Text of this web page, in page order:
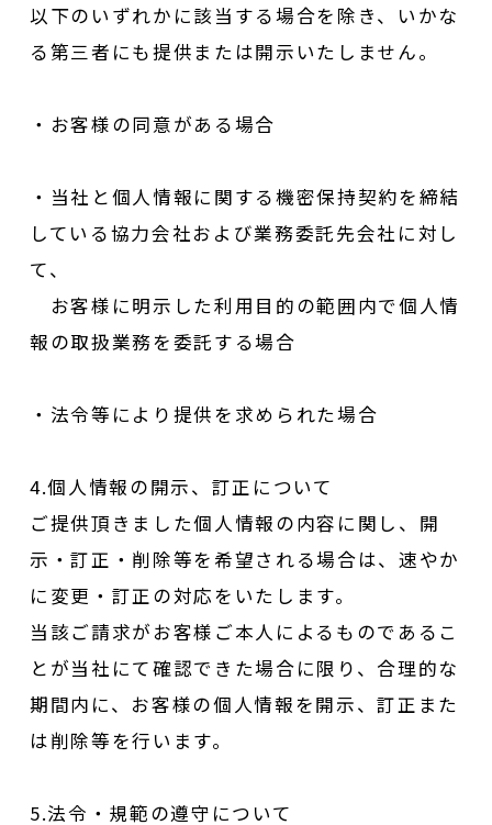
以下のいずれかに該当する場合を除き、いかな
る第三者にも提供または開示いたしません。
・お客様の同意がある場合
・当社と個人情報に関する機密保持契約を締結
している協力会社および業務委託先会社に対し
て、
お客様に明示した利用目的の範囲内で個人情
報の取扱業務を委託する場合
・法令等により提供を求められた場合
4.個人情報の開示、訂正について
ご提供頂きました個人情報の内容に関し、開
示・訂正・削除等を希望される場合は、速やか
に変更・訂正の対応をいたします。
当該ご請求がお客様ご本人によるものであるこ
とが当社にて確認できた場合に限り、合理的な
期間内に、お客様の個人情報を開示、訂正また
は削除等を行います。
5.法令・規範の遵守について